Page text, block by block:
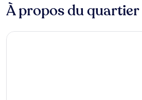
À propos du quartier